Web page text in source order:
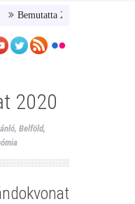
2024/25-ös évadát a
2020
, Belföld,